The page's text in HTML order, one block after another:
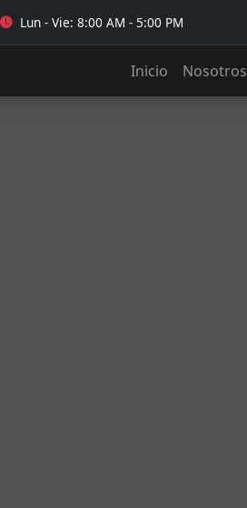
Lun - Vie: 8:00 AM - 5:00 PM
Inicio Nosotros